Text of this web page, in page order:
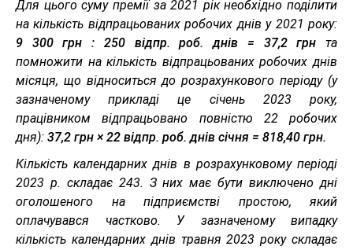
Для цього суму премії за 2021 рік необхідно поділити
на кількість відпрацьованих робочих днів у 2021 року:
9 300 грн : 250 відпр. роб. днів = 37,2 грн та
помножити на кількість відпрацьованих робочих днів
місяця, що відноситься до розрахункового періоду (у
зазначеному прикладі це січень 2023 року,
працівником відпрацьовано повністю 22 робочих
дня): 37,2 грн × 22 відпр. роб. днів січня = 818,40 грн.
Кількість календарних днів в розрахунковому періоді
2023 р. складає 243. З них має бути виключено дні
оголошеного на підприємстві простою, який
оплачувався частково. У зазначеному випадку
кількість календарних днів травня 2023 року складає